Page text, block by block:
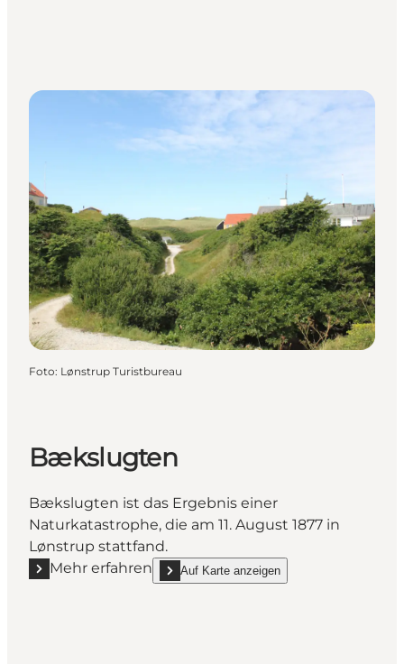
Foto: Lønstrup Turistbureau
Bækslugten
Bækslugten ist das Ergebnis einer
Naturkatastrophe, die am 11. August 1877 in
Lønstrup stattfand.
Mehr erfahren
Mehr erfahren "Bækslugten"
Auf Karte anzeigen
show Bækslugten on_map